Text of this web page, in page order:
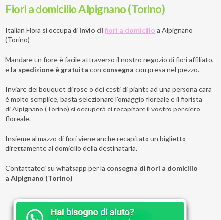
Fiori a domicilio Alpignano (Torino)
Italian Flora si occupa di invio difiori a domicilio a Alpignano
(Torino)
Mandare un fiore è facile attraverso il nostro negozio di fiori affiliato,
e la spedizione è gratuita con consegna compresa nel prezzo.
Inviare dei bouquet di rose o dei cesti di piante ad una persona cara
è molto semplice, basta selezionare l'omaggio floreale e il fiorista
di Alpignano (Torino) si occuperà di recapitare il vostro pensiero
floreale.
Insieme al mazzo di fiori viene anche recapitato un biglietto
direttamente al domicilio della destinataria.
Contattateci su whatsapp per la consegna di fiori a domicilio
a Alpignano (Torino)